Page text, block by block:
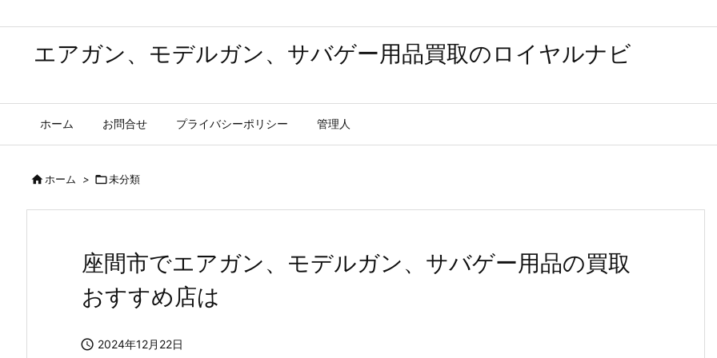
エアガン、モデルガン、サバゲー用品買取のロイヤルナビ
ホーム お問合せ プライバシーポリシー 管理人
ホーム > 未分類
座間市でエアガン、モデルガン、サバゲー用品の買取
おすすめ店は
 2024年12月22日